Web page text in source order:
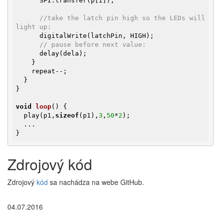
//take the latch pin high so the LEDs will
light up:
// pause before next value:
}
void loop()
{
  play(p1,
sizeof (p1), 3 , 50*2 );
}
Zdrojový kód
Zdrojový kód sa nachádza na webe GitHub.
04.07.2016